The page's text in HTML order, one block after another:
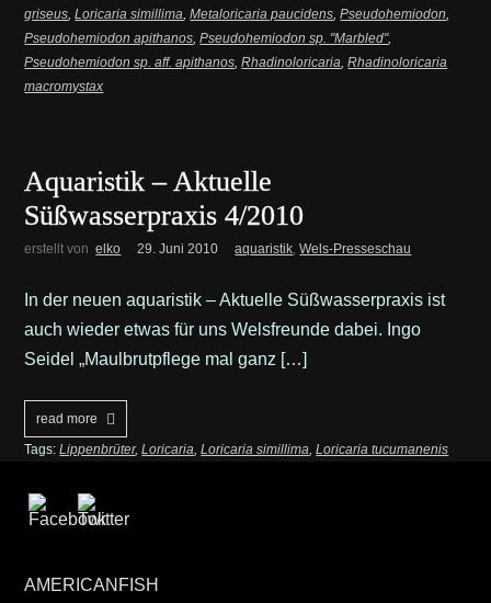
griseus,Loricaria simillima,Metaloricaria paucidens,Pseudohemiodon,
Pseudohemiodon apithanos,Pseudohemiodon sp. "Marbled",
Pseudohemiodon sp. aff. apithanos,Rhadinoloricaria,Rhadinoloricaria
macromystax
Aquaristik – Aktuelle
Süßwasserpraxis 4/2010
erstellt von elko 29. Juni 2010 aquaristik,Wels-Presseschau
In der neuen aquaristik – Aktuelle Süßwasserpraxis ist
auch wieder etwas für uns Welsfreunde dabei. Ingo
Seidel „Maulbrutpflege mal ganz […]
read more
Tags:Lippenbrüter,Loricaria,Loricaria simillima,Loricaria tucumanenis
AMERICANFISH